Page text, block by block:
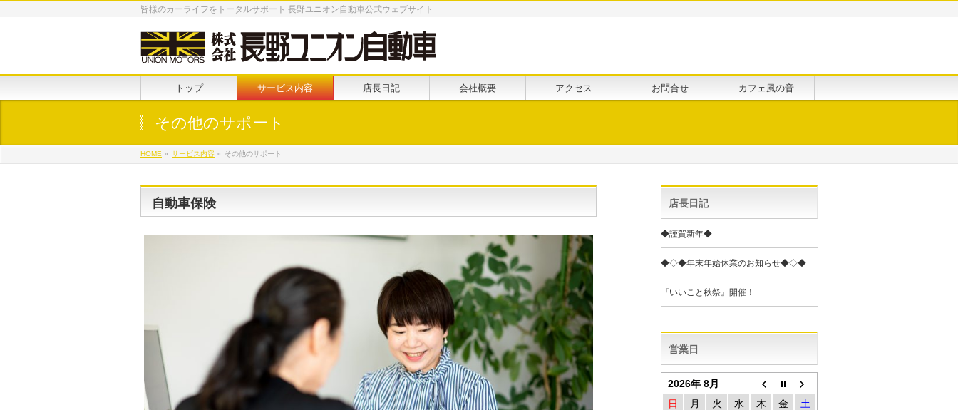
皆様のカーライフをトータルサポート 長野ユニオン自動車公式ウェブサイト
トップ サービス内容 店長日記 会社概要 アクセス お問合せ カフェ風の音
その他のサポート
HOME » サービス内容 » その他のサポート
自動車保険 店長日記
◆謹賀新年◆
◆◇◆年末年始休業のお知らせ◆◇◆
『いいこと秋祭』開催！
営業日
2026年 8月
日
月 火 水 木 金
土